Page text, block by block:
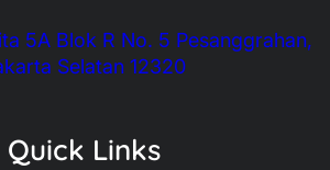
5A Blok R No. 5 Pesanggrahan,
Selatan 12320
Quick Links